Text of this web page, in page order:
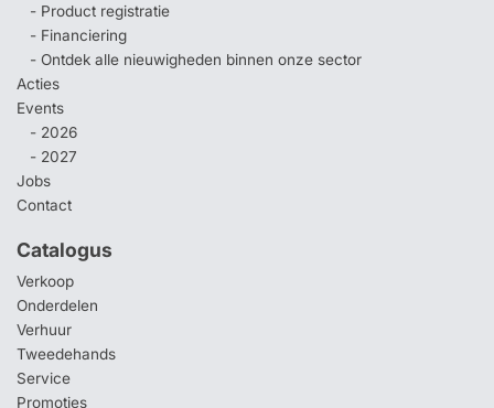
- Product registratie
- Financiering
- Ontdek alle nieuwigheden binnen onze sector
Acties
Events
- 2026
- 2027
Jobs
Contact
Catalogus
Verkoop
Onderdelen
Verhuur
Tweedehands
Service
Promoties